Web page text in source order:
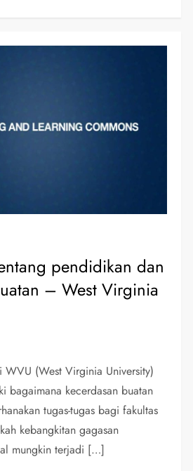
pendidikan dan
– West Virginia
WVU (West Virginia University)
bagaimana kecerdasan buatan
tugas-tugas bagi fakultas
kebangkitan gagasan
mungkin terjadi […]